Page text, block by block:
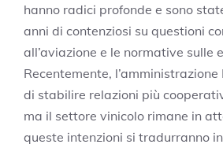
hanno radici profonde e sono
anni di contenziosi su questioni
all’aviazione e le normative sulle
Recentemente,
di stabilire relazioni più
ma il settore vinicolo rimane in
queste intenzioni si tradurranno